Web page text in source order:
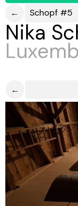
←
Schopf #5
Nika
←